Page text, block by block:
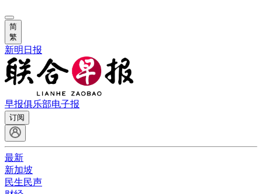
简
繁
新明日报
早报俱乐部电子报
订阅
最新
新加坡
民生民声